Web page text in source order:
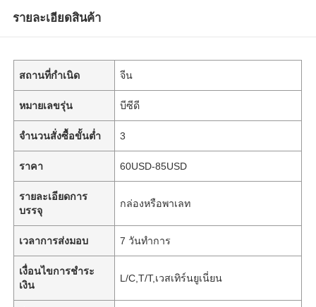
รายละเอียดสินค้า
สถานที่กำเนิด จีน
หมายเลขรุ่น บีซีดี
จำนวนสั่งซื้อขั้นต่ำ 3
ราคา 60USD-85USD
รายละเอียดการ
บรรจุ
กล่องหรือพาเลท
เวลาการส่งมอบ 7 วันทำการ
เงื่อนไขการชำระ
เงิน
L/C,T/T,เวสเทิร์นยูเนี่ยน